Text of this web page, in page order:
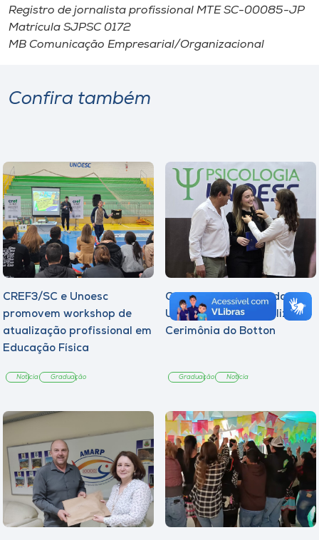
Registro de jornalista profissional MTE SC-00085-JP
Matrícula SJPSC 0172
MB Comunicação Empresarial/Organizacional
Confira também
CREF3/SC e Unoesc
promovem workshop de
atualização profissional em
Educação Física
Notícia Graduação
Curso de Psicologia da
Unoesc Joaçaba realiza 2ª
Cerimônia do Botton
Graduação Notícia